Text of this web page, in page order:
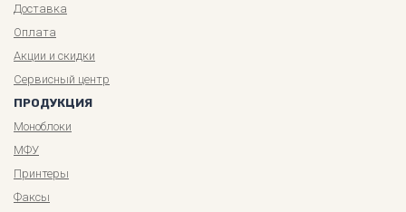
Доставка
Оплата
Акции и скидки
Сервисный центр
ПРОДУКЦИЯ
Моноблоки
МФУ
Принтеры
Факсы